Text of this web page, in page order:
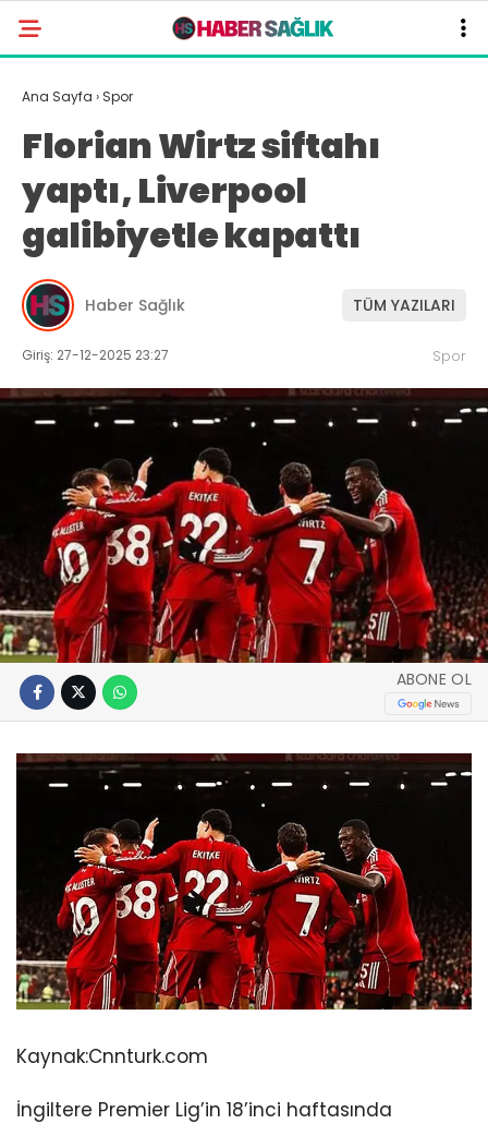
Ana Sayfa › Spor
Florian Wirtz siftahı
yaptı, Liverpool
galibiyetle kapattı
Haber Sağlık TÜM YAZILARI
Giriş: 27-12-2025 23:27 Spor
ABONE OL
Kaynak:Cnnturk.com
İngiltere Premier Lig’in 18’inci haftasında